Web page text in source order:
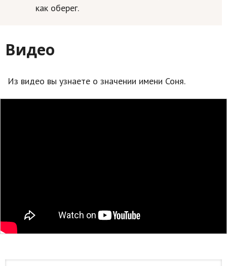
как оберег.
Видео
Из видео вы узнаете о значении имени Соня.